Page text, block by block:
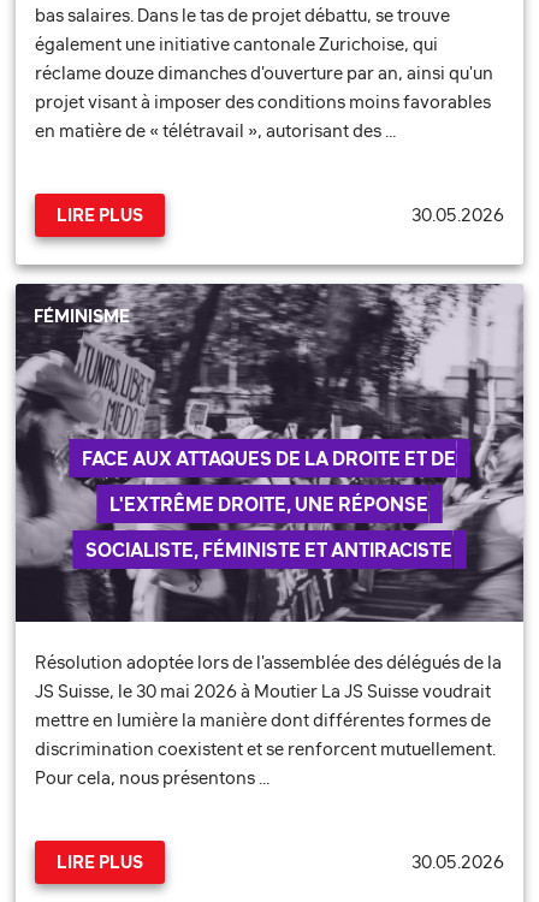
bas salaires. Dans le tas de projet débattu, se trouve
également une initiative cantonale Zurichoise, qui
réclame douze dimanches d'ouverture par an, ainsi qu'un
projet visant à imposer des conditions moins favorables
en matière de « télétravail », autorisant des …
LIRE PLUS 30.05.2026
FACE AUX ATTAQUES DE LA DROITE ET DE
L'EXTRÊME DROITE, UNE RÉPONSE
SOCIALISTE, FÉMINISTE ET ANTIRACISTE
FÉMINISME
Résolution adoptée lors de l'assemblée des délégués de la
JS Suisse, le 30 mai 2026 à Moutier La JS Suisse voudrait
mettre en lumière la manière dont différentes formes de
discrimination coexistent et se renforcent mutuellement.
Pour cela, nous présentons …
LIRE PLUS 30.05.2026